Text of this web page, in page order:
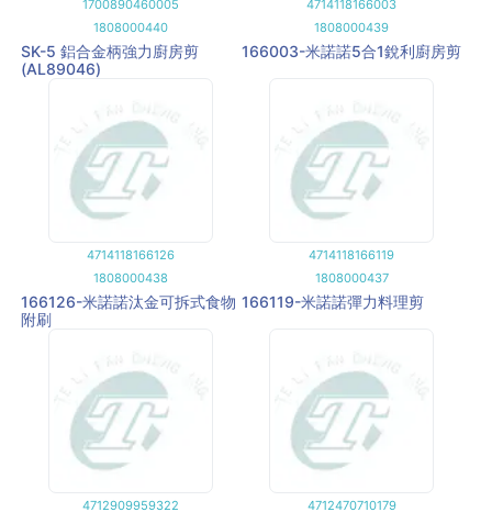
1700890460005
1808000440
SK-5 鋁合金柄強力廚房剪
(AL89046)
4714118166003
1808000439
166003-米諾諾5合1銳利廚房剪
4714118166126
1808000438
166126-米諾諾汰金可拆式食物
附刷
4714118166119
1808000437
166119-米諾諾彈力料理剪
4712909959322 4712470710179